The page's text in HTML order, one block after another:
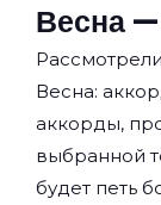
Весна
Весна:
аккорды,
выбранной
будет петь